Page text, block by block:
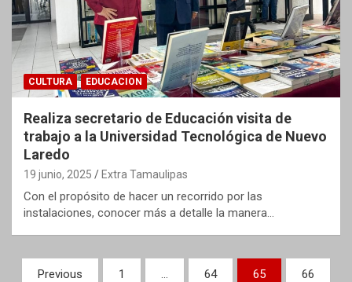
CULTURA EDUCACION
Realiza secretario de Educación visita de
trabajo a la Universidad Tecnológica de Nuevo
Laredo
19 junio, 2025 Extra Tamaulipas
Con el propósito de hacer un recorrido por las
instalaciones, conocer más a detalle la manera…
Paginación
Previous 1 … 64 65 66